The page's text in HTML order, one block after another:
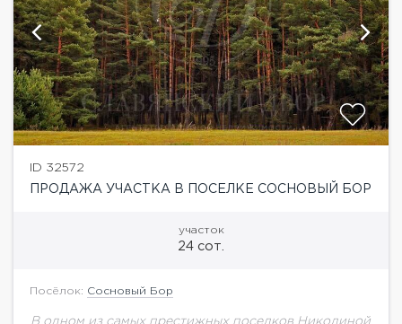
ID 32572
ПРОДАЖА УЧАСТКА В ПОСЕЛКЕ СОСНОВЫЙ БОР
участок
24 сот.
Посёлок: Сосновый Бор
В одном из самых престижных поселков Николиной